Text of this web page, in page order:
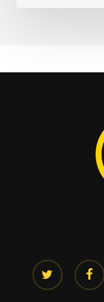
twitter facebook